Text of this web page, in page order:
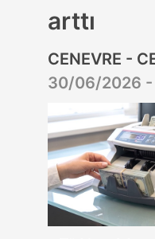
arttı
CENEVRE -
30/06/2026 -